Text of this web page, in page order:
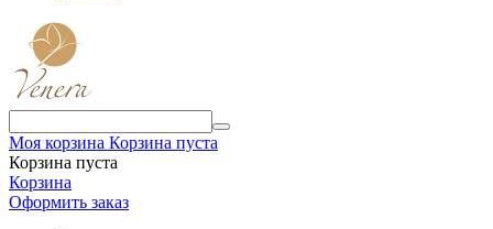
Моя корзина Корзина пуста
Корзина пуста
Корзина
Оформить заказ